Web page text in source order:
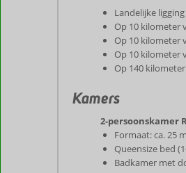
Landelijke
Op 10 kilometer
Op 10 kilometer
Op 10 kilometer
Op 140
Kamers
2-persoonskamer
Formaat: ca. 25
Queensize bed
Badkamer met